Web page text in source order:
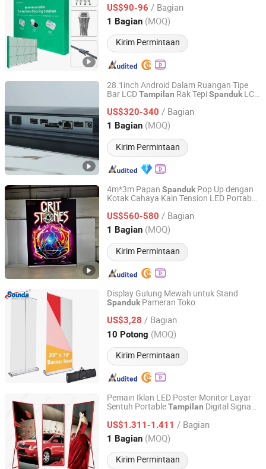
US$90-96 / Bagian
1 Bagian (MOQ)
Kirim Permintaan
Shanghai, China Harga mulai 2019
28.1inch Android Dalam Ruangan Tipe
Bar LCDTampilan Rak TepiSpanduk LCD
TampilanBar Peregangan
US$320-340 / Bagian
1 Bagian (MOQ)
Kirim Permintaan
Shenzhen Yiruochu Technology Co., Ltd.
Guangdong, China Harga mulai 2025
4m*3m Papan SpandukPop Up dengan
Kotak Cahaya Kain Tension LED Portabel
US$560-580 / Bagian
1 Bagian (MOQ)
Kirim Permintaan
Shanghai Zita Display Industry Co., Ltd.
Shanghai, China Harga mulai 2023
Display Gulung Mewah untuk Stand
SpandukPameran Toko
US$3,28 / Bagian
10 Potong (MOQ)
Kirim Permintaan
Sounda New Materials Co., Ltd.
Shanghai, China Harga mulai 2013
Pemain Iklan LED Poster Monitor Layar
Sentuh PortableTampilan Digital Signage
US$1.311-1.411 / Bagian
1 Bagian (MOQ)
Kirim Permintaan
Guangzhou Dbee Lighting Co., Ltd
Guangdong, China Harga mulai 2023